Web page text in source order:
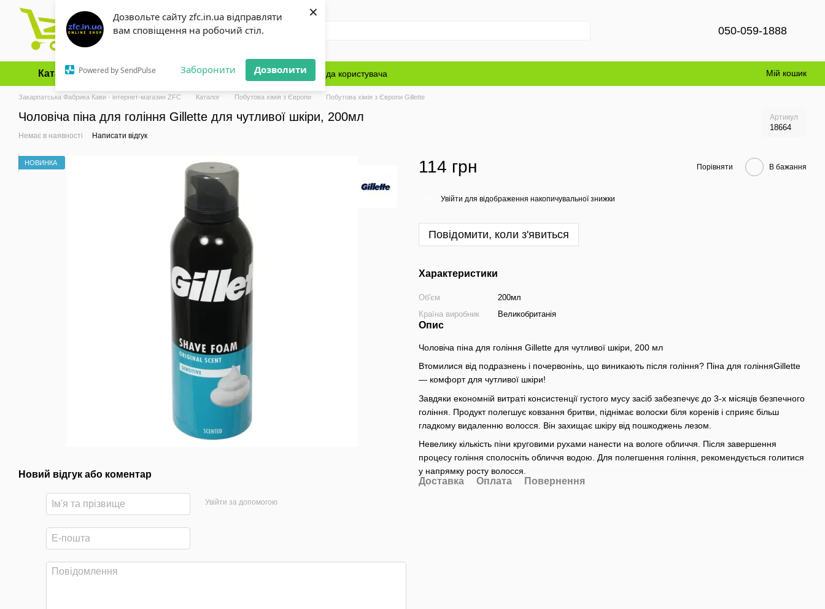
Дозвольте сайту zfc.in.ua відправляти
вам сповіщення на робочий стіл.
Powered by SendPulse Заборонити Дозволити
×
Перейти до основного контенту
050-059-1888
Каталог Оплата і доставка Обмін та повернення Блог Угода користувача Мій кошик
Закарпатська Фабрика Кави - інтернет-магазин ZFC Каталог Побутова хімія з Європи Побутова хімія з Європи Gillette
Чоловіча піна для гоління Gillette для чутливої шкіри, 200мл Артикул
18664
Немає в наявності Написати відгук
НОВИНКА
Новий відгук або коментар
Увійти за допомогою
114 грн Порівняти В бажання
Увійти для відображення накопичувальної знижки
Повідомити, коли з'явиться
Характеристики
Об'єм
200мл
Країна виробник
Великобританія
Опис
Чоловіча піна для гоління Gillette для чутливої шкіри, 200 мл
Втомилися від подразнень і почервонінь, що виникають після гоління? Піна для голінняGillette
— комфорт для чутливої ​​шкіри!
Завдяки економній витраті консистенції густого мусу засіб забезпечує до 3-х місяців безпечного
гоління. Продукт полегшує ковзання бритви, піднімає волоски біля коренів і сприяє більш
гладкому видаленню волосся. Він захищає шкіру від пошкоджень лезом.
Невелику кількість піни круговими рухами нанести на вологе обличчя. Після завершення
процесу гоління сполосніть обличчя водою. Для полегшення гоління, рекомендується голитися
у напрямку росту волосся.
Доставка Оплата Повернення